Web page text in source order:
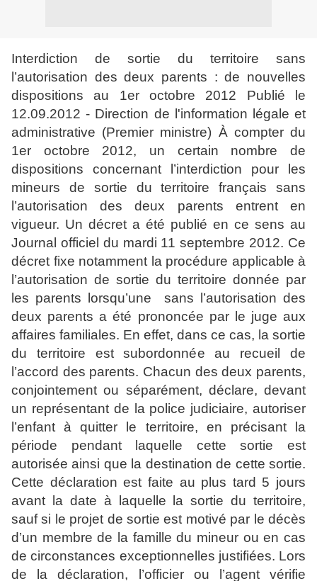
Interdiction de sortie du territoire sans
l’autorisation des deux parents : de nouvelles
dispositions au 1er octobre 2012 Publié le
12.09.2012 - Direction de l'information légale et
administrative (Premier ministre) À compter du
1er octobre 2012, un certain nombre de
dispositions concernant l’interdiction pour les
mineurs de sortie du territoire français sans
l’autorisation des deux parents entrent en
vigueur. Un décret a été publié en ce sens au
Journal officiel du mardi 11 septembre 2012. Ce
décret fixe notamment la procédure applicable à
l’autorisation de sortie du territoire donnée par
les parents lorsqu’une sans l’autorisation des
deux parents a été prononcée par le juge aux
affaires familiales. En effet, dans ce cas, la sortie
du territoire est subordonnée au recueil de
l’accord des parents. Chacun des deux parents,
conjointement ou séparément, déclare, devant
un représentant de la police judiciaire, autoriser
l’enfant à quitter le territoire, en précisant la
période pendant laquelle cette sortie est
autorisée ainsi que la destination de cette sortie.
Cette déclaration est faite au plus tard 5 jours
avant la date à laquelle la sortie du territoire,
sauf si le projet de sortie est motivé par le décès
d’un membre de la famille du mineur ou en cas
de circonstances exceptionnelles justifiées. Lors
de la déclaration, l’officier ou l’agent vérifie